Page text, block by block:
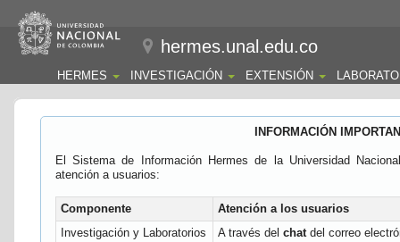
hermes.unal.edu.co
HERMES INVESTIGACIÓN EXTENSIÓN
INFORMACIÓN
El Sistema de Información Hermes de la Universidad
atención a usuarios:
Componente
Atención a los usuarios
Investigación y Laboratorios
A través del chatdel correo